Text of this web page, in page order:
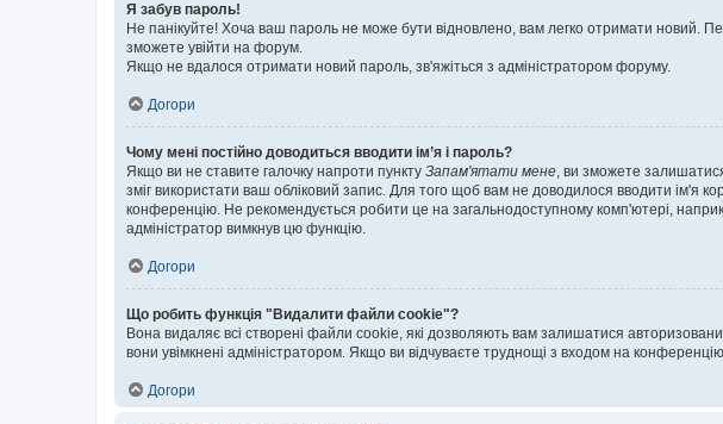
Я забув пароль!
Не панікуйте! Хоча ваш пароль не може бути відновлено, вам легко отримати новий.
зможете увійти на форум.
Якщо не вдалося отримати новий пароль, зв'яжіться з адміністратором форуму.
Догори
Чому мені постійно доводиться вводити ім’я і пароль?
Якщо ви не ставите галочку напроти пункту Запам'ятати мене, ви зможете
зміг використати ваш обліковий запис. Для того щоб вам не доводилося вводити ім'я
конференцію. Не рекомендується робити це на загальнодоступному комп'ютері,
адміністратор вимкнув цю функцію.
Догори
Що робить функція "Видалити файли cookie"?
Вона видаляє всі створені файли cookie, які дозволяють вам залишатися
вони увімкнені адміністратором. Якщо ви відчуваєте труднощі з входом на
Догори